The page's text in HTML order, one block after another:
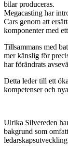
bilar produceras.
Megacasting har
Cars genom att
komponenter med
Tillsammans med
mer känslig för
har förändrats
Detta leder till ett
kompetenser och
Ulrika Silvereden
bakgrund som